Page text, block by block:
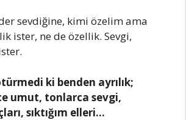
sevdiğine, kimi özelim ama
ister, ne de özellik. Sevgi,
ki benden ayrılık;
umut, tonlarca sevgi,
sıktığım elleri…